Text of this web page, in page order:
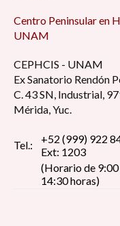
Centro Peninsular en
UNAM
CEPHCIS - UNAM
Ex Sanatorio Rendón
C. 43 SN, Industrial,
Mérida, Yuc.
Tel.:
+52 (999) 922
Ext: 1203
(Horario de 9:00
14:30 horas)